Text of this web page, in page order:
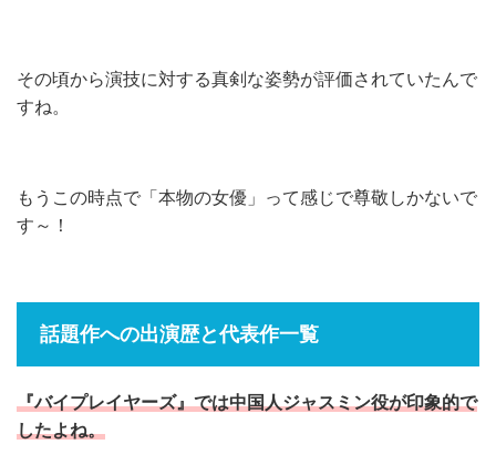
その頃から演技に対する真剣な姿勢が評価されていたんで
すね。
もうこの時点で「本物の女優」って感じで尊敬しかないで
す～！
話題作への出演歴と代表作一覧
『バイプレイヤーズ』では中国人ジャスミン役が印象的で
したよね。